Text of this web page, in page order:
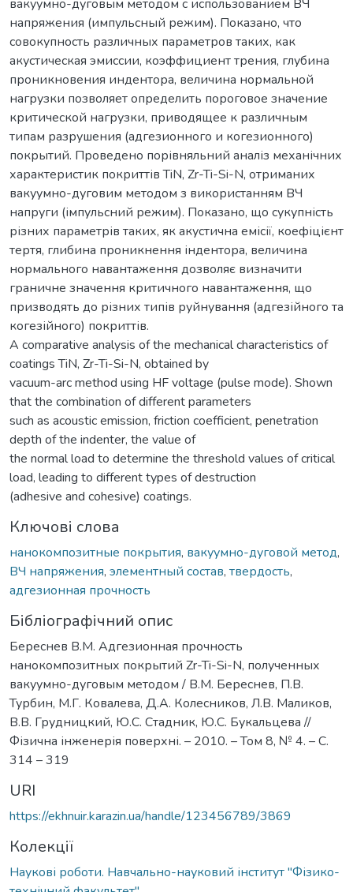
вакуумно-дуговым методом с использованием ВЧ
напряжения (импульсный режим). Показано, что
совокупность различных параметров таких, как
акустическая эмиссии, коэффициент трения, глубина
проникновения индентора, величина нормальной
нагрузки позволяет определить пороговое значение
критической нагрузки, приводящее к различным
типам разрушения (адгезионного и когезионного)
покрытий. Проведено порівняльний аналіз механічних
характеристик покриттів TiN, Zr-Ti-Si-N, отриманих
вакуумно-дуговим методом з використанням ВЧ
напруги (імпульсний режим). Показано, що сукупність
різних параметрів таких, як акустична емісії, коефіцієнт
тертя, глибина проникнення індентора, величина
нормального навантаження дозволяє визначити
граничне значення критичного навантаження, що
призводять до різних типів руйнування (адгезійного та
когезійного) покриттів.
A comparative analysis of the mechanical characteristics of
coatings TiN, Zr-Ti-Si-N, obtained by
vacuum-arc method using HF voltage (pulse mode). Shown
that the combination of different parameters
such as acoustic emission, friction coefficient, penetration
depth of the indenter, the value of
the normal load to determine the threshold values of critical
load, leading to different types of destruction
(adhesive and cohesive) coatings.
Ключові слова
нанокомпозитные покрытия, вакуумно-дуговой метод,
ВЧ напряжения, элементный состав, твердость,
адгезионная прочность
Бібліографічний опис
Береснев В.М. Адгезионная прочность
нанокомпозитных покрытий Zr-Ti-Si-N, полученных
вакуумно-дуговым методом / В.М. Береснев, П.В.
Турбин, М.Г. Ковалева, Д.А. Колесников, Л.В. Маликов,
В.В. Грудницкий, Ю.С. Стадник, Ю.С. Букальцева //
Фізична інженерія поверхні. – 2010. – Том 8, № 4. – С.
314 – 319
URI
https://ekhnuir.karazin.ua/handle/123456789/3869
Колекції
Наукові роботи. Навчально-науковий інститут "Фізико-